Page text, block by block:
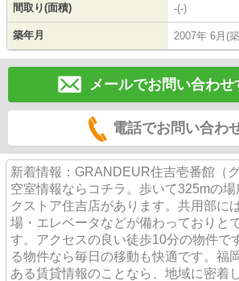
間取り(面積) -(-)
築年月 2007年 6月(
メールでお問い合わせ
電話でお問い合わ
新着情報：GRANDEUR住吉壱番館（
空室情報ならコチラ。歩いて325mの
クストア住吉店があります。共用部に
場・エレベータなどが備わっておりと
す。アクセスの良い徒歩10分の物件で
る物件なら毎日の移動も快適です。福
ある賃貸情報のことなら、地域に密着